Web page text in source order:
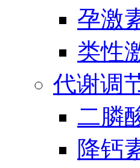
孕激
类性
代谢调
二膦
降钙